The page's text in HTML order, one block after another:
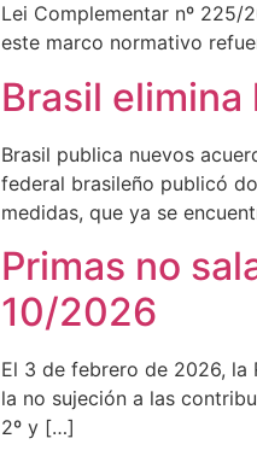
Lei Complementar nº 225/
este marco normativo
Brasil
Brasil publica nuevos
federal brasileño publicó
medidas, que ya se
Primas no
10/2026
El 3 de febrero de 2026, la
la no sujeción a las
2º y […]